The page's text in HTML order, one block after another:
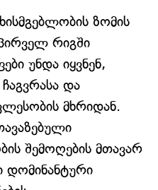
ზომის
რიგში
უნდა იყვნენ,
და
მხრიდან.
შემოღების მთავარ
დომინანტური